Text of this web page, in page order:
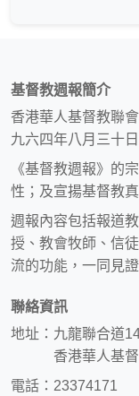
基督教週報簡介
香港華人基督教聯
九六四年八月三十
《基督教週報》的
性；及宣揚基督教真
週報內容包括報道
授、教會牧師、信
流的功能，一同見
聯絡資訊
地址：九龍聯合道
香港華人基督
電話：23374171